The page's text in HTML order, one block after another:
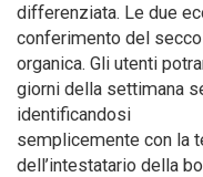
differenziata. Le due
conferimento del
organica. Gli utenti
giorni della settimana
identificandosi
semplicemente con la
dell’intestatario della